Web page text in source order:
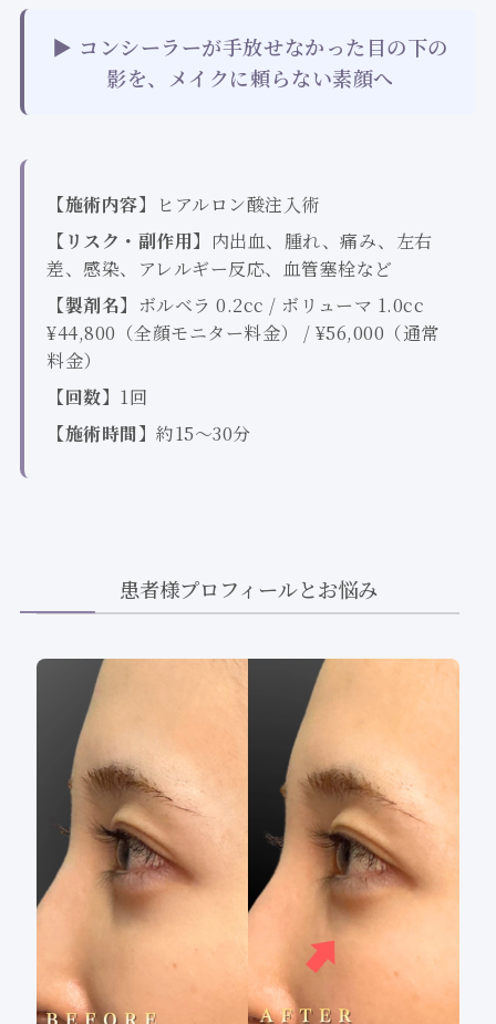
▶ コンシーラーが手放せなかった目の下の
影を、メイクに頼らない素顔へ
【施術内容】
ヒアルロン酸注入術
【リスク・副作用】 内出血、腫れ、痛み、左右
差、感染、アレルギー反応、血管塞栓など
【製剤名】 ボルベラ 0.2cc / ボリューマ 1.0cc
¥44,800（全顔モニター料金） / ¥56,000（通常
料金）
【回数】 1回
【施術時間】約15～30分
患者様プロフィールとお悩み